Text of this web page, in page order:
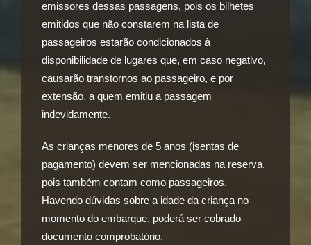
emissores dessas passagens, pois os bilhetes
emitidos que não constarem na lista de
passageiros estarão condicionados à
disponibilidade de lugares que, em caso negativo,
causarão transtornos ao passageiro, e por
extensão, a quem emitiu a passagem
indevidamente.
As crianças menores de 5 anos (isentas de
pagamento) devem ser mencionadas na reserva,
pois também contam como passageiros.
Havendo dúvidas sobre a idade da criança no
momento do embarque, poderá ser cobrado
documento comprobatório.